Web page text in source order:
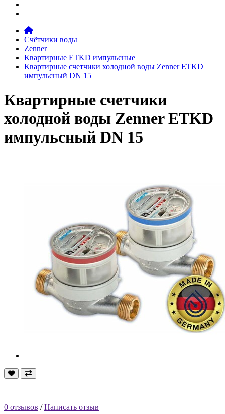
Счётчики воды
Zenner
Квартирные ETKD импульсные
Квартирные счетчики холодной воды Zenner ETKD
импульсный DN 15
Квартирные счетчики
холодной воды Zenner ETKD
импульсный DN 15
0 отзывов /Написать отзыв